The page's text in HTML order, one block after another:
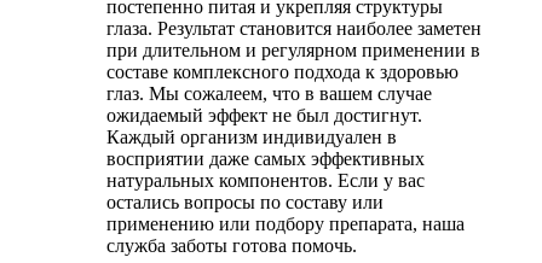
постепенно питая и укрепляя структуры
глаза. Результат становится наиболее заметен
при длительном и регулярном применении в
составе комплексного подхода к здоровью
глаз. Мы сожалеем, что в вашем случае
ожидаемый эффект не был достигнут.
Каждый организм индивидуален в
восприятии даже самых эффективных
натуральных компонентов. Если у вас
остались вопросы по составу или
применению или подбору препарата, наша
служба заботы готова помочь.